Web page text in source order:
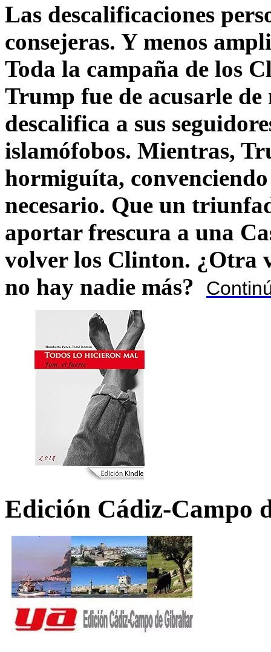
Las descalificaciones
consejeras. Y menos
Toda la campaña de los
Trump fue de acusarle
descalifica a sus
islamófobos. Mientras,
hormiguíta,
necesario. Que un
aportar frescura a una
volver los Clinton. ¿Otra
no hay nadie más?
Edición Cádiz-Campo